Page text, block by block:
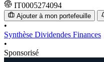
IT0005274094
Ajouter à mon portefeuille
•
Synthèse Dividendes Finances
•
Sponsorisé